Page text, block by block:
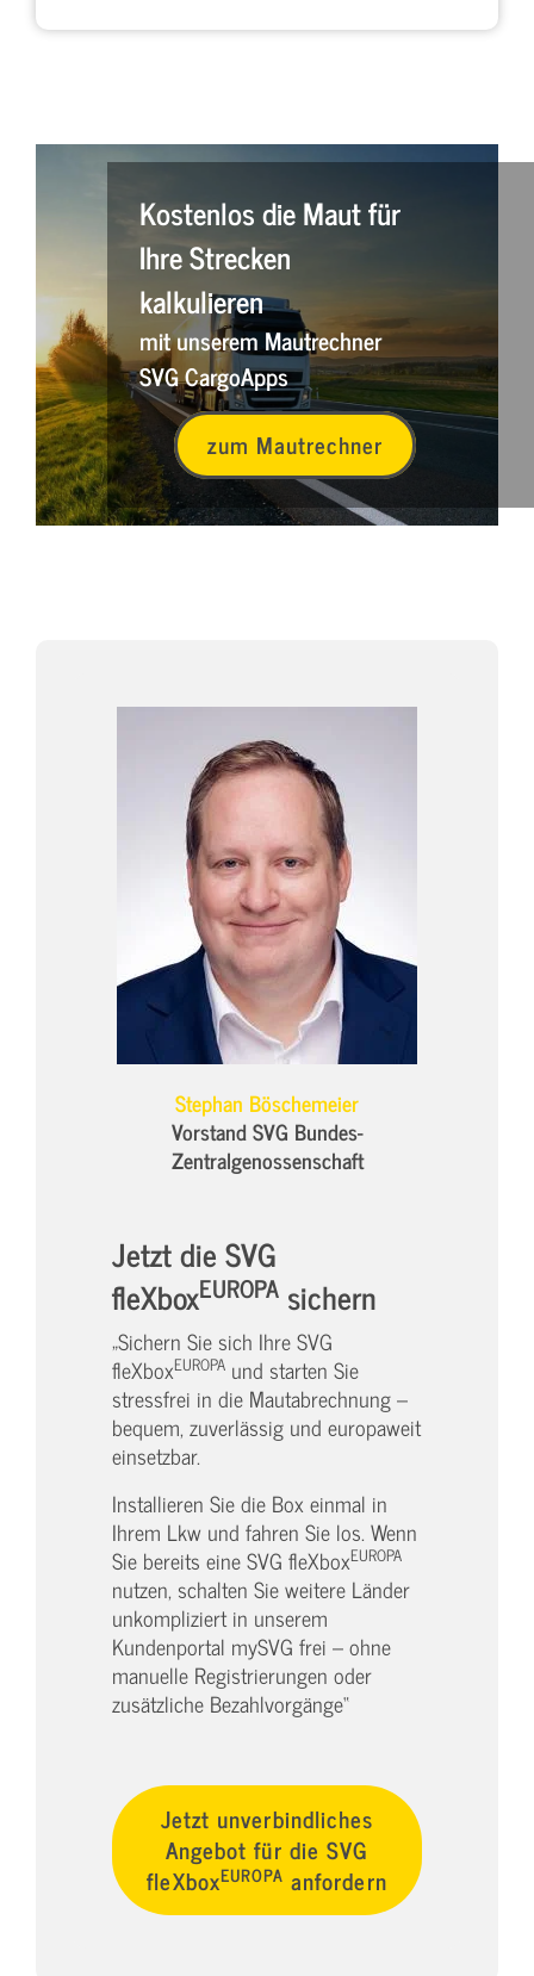
Kostenlos die Maut für
Ihre Strecken
kalkulieren
mit unserem Mautrechner
SVG CargoApps
zum Mautrechner
Stephan Böschemeier
Vorstand SVG Bundes-
Zentralgenossenschaft
Jetzt die SVG
fleXboxEUROPA sichern
„Sichern Sie sich Ihre SVG
fleXboxEUROPA und starten Sie
stressfrei in die Mautabrechnung –
bequem, zuverlässig und europaweit
einsetzbar.
Installieren Sie die Box einmal in
Ihrem Lkw und fahren Sie los. Wenn
Sie bereits eine SVG fleXboxEUROPA
nutzen, schalten Sie weitere Länder
unkompliziert in unserem
Kundenportal mySVG frei – ohne
manuelle Registrierungen oder
zusätzliche Bezahlvorgänge“
Jetzt unverbindliches
Angebot für die SVG
fleXboxEUROPA anfordern